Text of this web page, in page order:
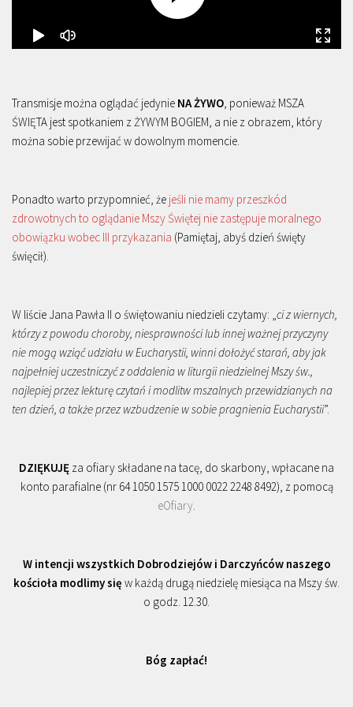
Transmisje można oglądać jedynie NA ŻYWO, ponieważ MSZA
ŚWIĘTA jest spotkaniem z ŻYWYM BOGIEM, a nie z obrazem, który
można sobie przewijać w dowolnym momencie.
Ponadto warto przypomnieć, że jeśli nie mamy przeszkód
zdrowotnych to oglądanie Mszy Świętej nie zastępuje moralnego
obowiązku wobec III przykazania (Pamiętaj, abyś dzień święty
święcił).
W liście Jana Pawła II o świętowaniu niedzieli czytamy: „ci z wiernych,
którzy z powodu choroby, niesprawności lub innej ważnej przyczyny
nie mogą wziąć udziału w Eucharystii, winni dołożyć starań, aby jak
najpełniej uczestniczyć z oddalenia w liturgii niedzielnej Mszy św.,
najlepiej przez lekturę czytań i modlitw mszalnych przewidzianych na
ten dzień, a także przez wzbudzenie w sobie pragnienia Eucharystii”.
DZIĘKUJĘ za ofiary składane na tacę, do skarbony, wpłacane na
konto parafialne (nr 64 1050 1575 1000 0022 2248 8492), z pomocą
eOfiary.
W intencji wszystkich Dobrodziejów i Darczyńców naszego
kościoła modlimy się w każdą drugą niedzielę miesiąca na Mszy św.
o godz. 12.30.
Bóg zapłać!